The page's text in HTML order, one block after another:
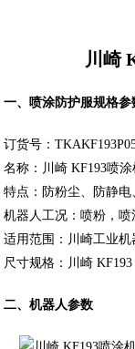
川崎
一、喷涂防护服规格参
订货号：
名称：川崎 KF193喷
特点：防粉尘、防静电
机器人工况：喷粉，喷
适用范围：川崎工业机
尺寸规格：川崎 KF193
二、机器人参数